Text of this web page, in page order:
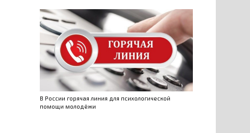
В России горячая линия для психологической
помощи молодёжи